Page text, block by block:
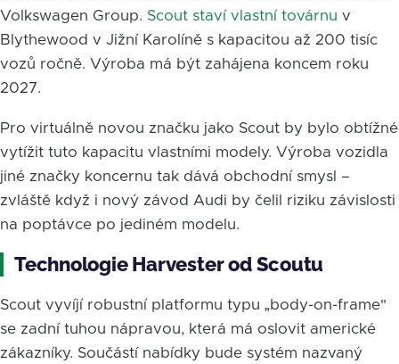
Volkswagen Group. Scout staví vlastní továrnu v
Blythewood v Jižní Karolíně s kapacitou až 200 tisíc
vozů ročně. Výroba má být zahájena koncem roku
2027.
Pro virtuálně novou značku jako Scout by bylo obtížné
vytížit tuto kapacitu vlastními modely. Výroba vozidla
jiné značky koncernu tak dává obchodní smysl –
zvláště když i nový závod Audi by čelil riziku závislosti
na poptávce po jediném modelu.
Technologie Harvester od Scoutu
Scout vyvíjí robustní platformu typu „body-on-frame"
se zadní tuhou nápravou, která má oslovit americké
zákazníky. Součástí nabídky bude systém nazvaný